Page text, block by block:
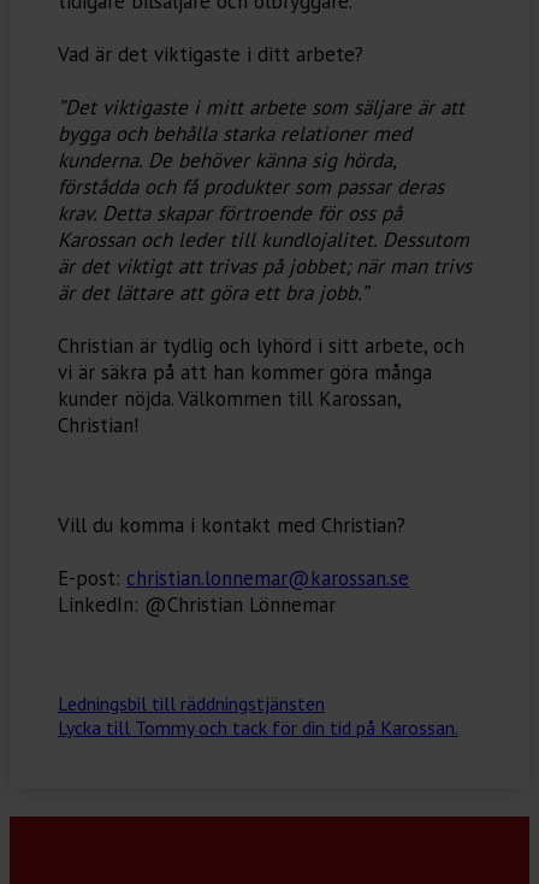
Vad är det viktigaste i ditt arbete?⁠
”Det viktigaste i mitt arbete som säljare är att
bygga och behålla starka relationer med
kunderna. De behöver känna sig hörda,
förstådda och få produkter som passar deras
krav. Detta skapar förtroende för oss på
Karossan och leder till kundlojalitet. Dessutom
är det viktigt att trivas på jobbet; när man trivs
är det lättare att göra ett bra jobb.”⁠
Christian är tydlig och lyhörd i sitt arbete, och
vi är säkra på att han kommer göra många
kunder nöjda. Välkommen till Karossan,
Christian!
Vill du komma i kontakt med Christian?
E-post: christian.lonnemar@karossan.se
LinkedIn: @Christian Lönnemar⁠
Ledningsbil till räddningstjänsten
Lycka till Tommy och tack för din tid på Karossan.